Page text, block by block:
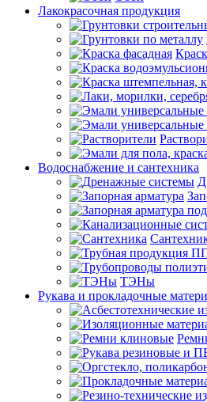
Лакокрасочная продукция
Водоснабжение и сантехника
ТЭНы
Рукава и прокладочные